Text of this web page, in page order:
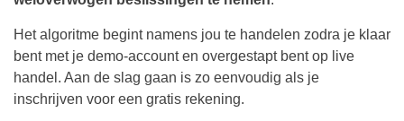
Het algoritme begint namens jou te handelen zodra je klaar
bent met je demo-account en overgestapt bent op live
handel. Aan de slag gaan is zo eenvoudig als je
inschrijven voor een gratis rekening.